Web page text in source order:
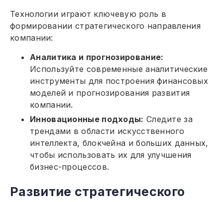
Технологии играют ключевую роль в
формировании стратегического направления
компании:
Аналитика и прогнозирование:
Используйте современные аналитические
инструменты для построения финансовых
моделей и прогнозирования развития
компании.
Инновационные подходы: Следите за
трендами в области искусственного
интеллекта, блокчейна и больших данных,
чтобы использовать их для улучшения
бизнес-процессов.
Развитие стратегического